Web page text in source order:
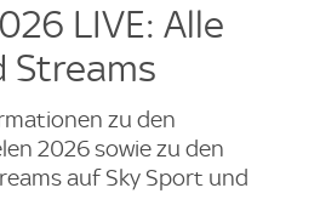
LIVE: Alle
Streams
zu den
2026 sowie zu den
auf Sky Sport und